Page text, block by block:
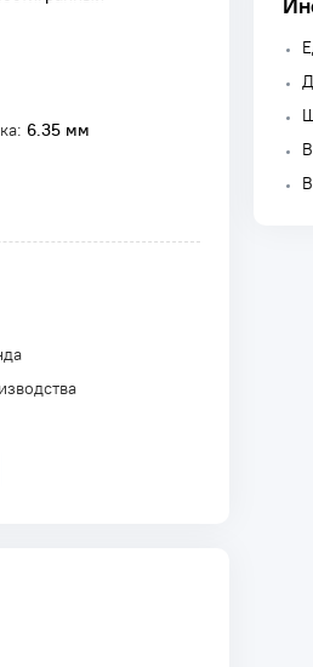
6.35 мм